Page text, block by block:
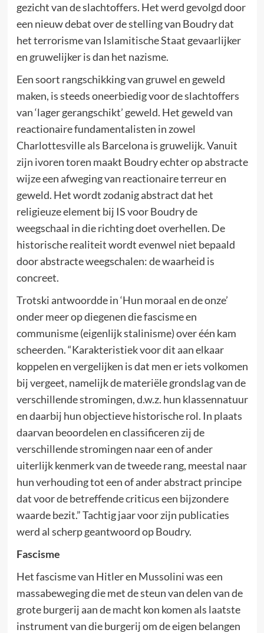
gezicht van de slachtoffers. Het werd gevolgd door
een nieuw debat over de stelling van Boudry dat
het terrorisme van Islamitische Staat gevaarlijker
en gruwelijker is dan het nazisme.
Een soort rangschikking van gruwel en geweld
maken, is steeds oneerbiedig voor de slachtoffers
van ‘lager gerangschikt’ geweld. Het geweld van
reactionaire fundamentalisten in zowel
Charlottesville als Barcelona is gruwelijk. Vanuit
zijn ivoren toren maakt Boudry echter op abstracte
wijze een afweging van reactionaire terreur en
geweld. Het wordt zodanig abstract dat het
religieuze element bij IS voor Boudry de
weegschaal in die richting doet overhellen. De
historische realiteit wordt evenwel niet bepaald
door abstracte weegschalen: de waarheid is
concreet.
Trotski antwoordde in ‘Hun moraal en de onze’
onder meer op diegenen die fascisme en
communisme (eigenlijk stalinisme) over één kam
scheerden. “Karakteristiek voor dit aan elkaar
koppelen en vergelijken is dat men er iets volkomen
bij vergeet, namelijk de materiële grondslag van de
verschillende stromingen, d.w.z. hun klassennatuur
en daarbij hun objectieve historische rol. In plaats
daarvan beoordelen en classificeren zij de
verschillende stromingen naar een of ander
uiterlijk kenmerk van de tweede rang, meestal naar
hun verhouding tot een of ander abstract principe
dat voor de betreffende criticus een bijzondere
waarde bezit.” Tachtig jaar voor zijn publicaties
werd al scherp geantwoord op Boudry.
Fascisme
Het fascisme van Hitler en Mussolini was een
massabeweging die met de steun van delen van de
grote burgerij aan de macht kon komen als laatste
instrument van die burgerij om de eigen belangen